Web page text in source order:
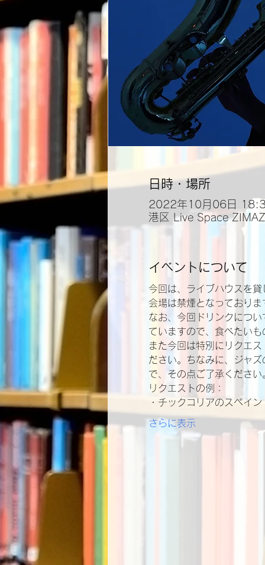
日時・場所
2022年10月06日
港区 Live Space
イベントについて
今回は、ライブハウスを
会場は禁煙となっておりま
なお、今回ドリンクにつ
ていますので、食べたいも
また今回は特別にリクエ
ださい。ちなみに、ジャ
で、その点ご了承ください
リクエストの例：
・チックコリアのスペイン
さらに表示